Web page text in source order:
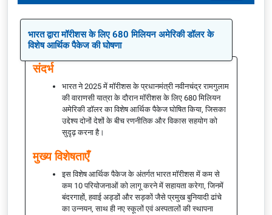
भारत द्वारा मॉरीशस के लिए 680 मिलियन अमेरिकी डॉलर के
विशेष आर्थिक पैकेज की घोषणा
संदर्भ
भारत ने 2025 में मॉरीशस के प्रधानमंत्री नवीनचंद्र रामगुलाम
की वाराणसी यात्रा के दौरान मॉरीशस के लिए 680 मिलियन
अमेरिकी डॉलर का विशेष आर्थिक पैकेज घोषित किया, जिसका
उद्देश्य दोनों देशों के बीच रणनीतिक और विकास सहयोग को
सुदृढ़ करना है।
मुख्य विशेषताएँ
इस विशेष आर्थिक पैकेज के अंतर्गत भारत मॉरीशस में कम से
कम 10 परियोजनाओं को लागू करने में सहायता करेगा, जिनमें
बंदरगाहों, हवाई अड्डों और सड़कों जैसे प्रमुख बुनियादी ढांचे
का उन्नयन, साथ ही नए स्कूलों एवं अस्पतालों की स्थापना